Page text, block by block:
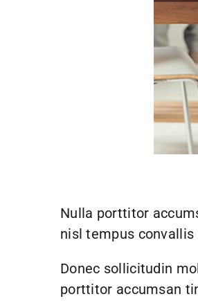
Nulla porttitor
nisl tempus
Donec sollicitudin
porttitor accumsan